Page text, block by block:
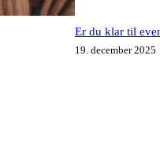
Er du klar til
19. december 2025